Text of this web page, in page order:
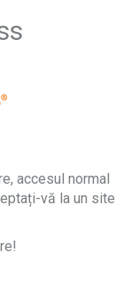
accesul normal
vă la un site